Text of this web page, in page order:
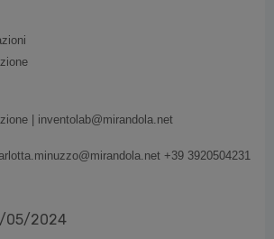
| inventolab@mirandola.net
+39 3920504231
05/2024